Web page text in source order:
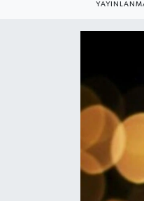
Haber Arşivi